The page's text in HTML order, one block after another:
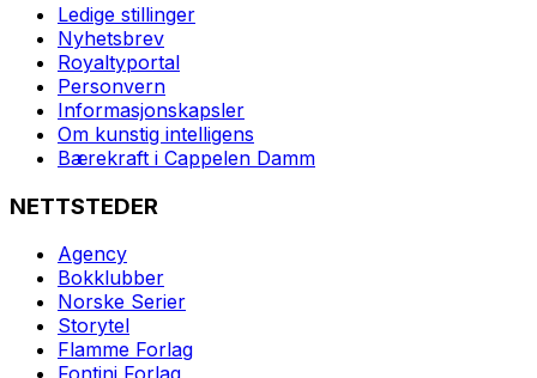
Ledige stillinger
Nyhetsbrev
Royaltyportal
Personvern
Informasjonskapsler
Om kunstig intelligens
Bærekraft i Cappelen Damm
NETTSTEDER
Agency
Bokklubber
Norske Serier
Storytel
Flamme Forlag